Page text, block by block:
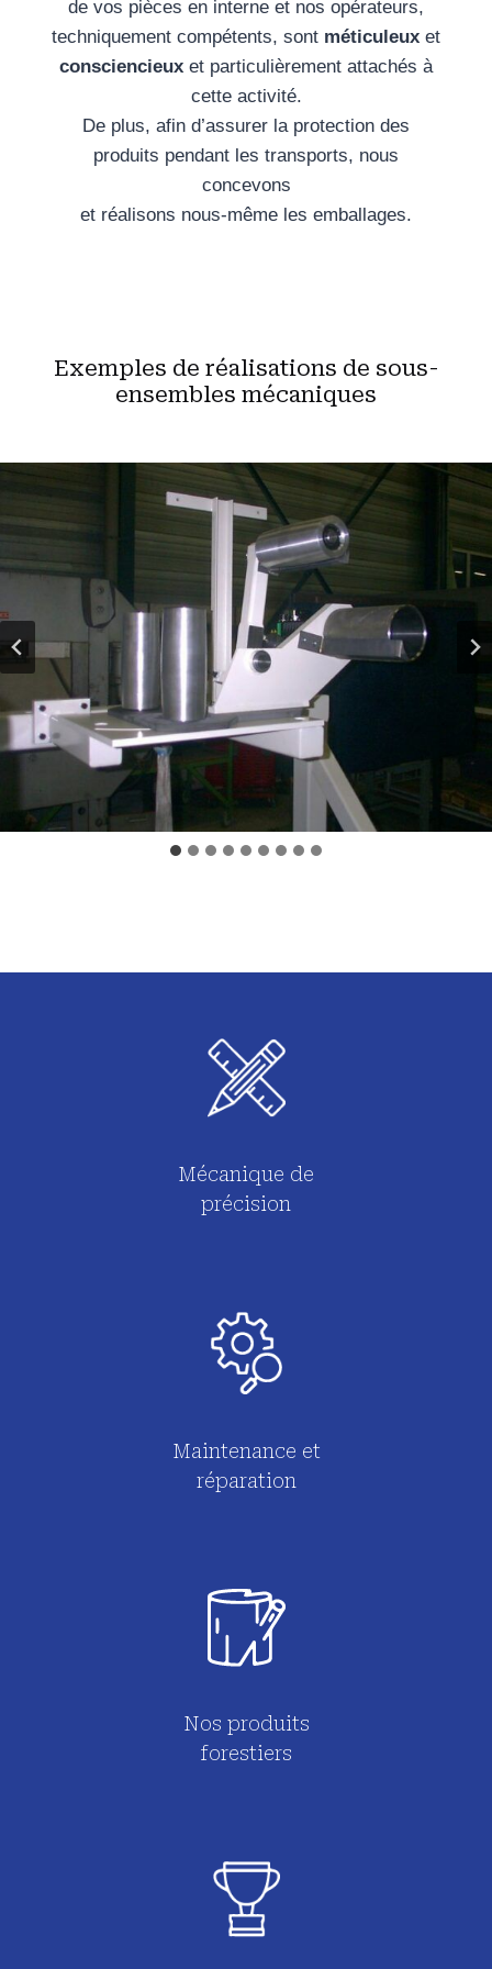
de vos pièces en interne et nos opérateurs,
techniquement compétents, sont méticuleux et
consciencieux et particulièrement attachés à
cette activité.
De plus, afin d’assurer la protection des
produits pendant les transports, nous
concevons
et réalisons nous-même les emballages.
Exemples de réalisations de sous-
ensembles mécaniques
Mécanique de
précision
Maintenance et
réparation
Nos produits
forestiers